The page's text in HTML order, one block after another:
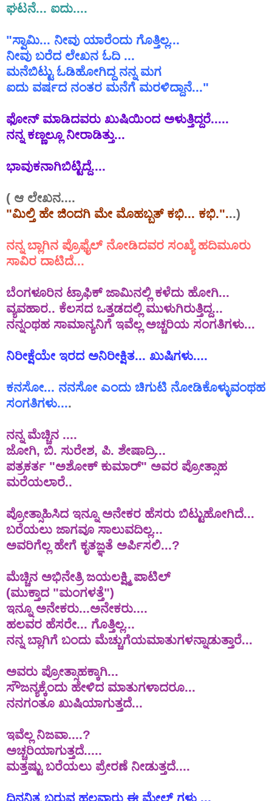
ಘಟನೆ... ಐದು....
"ಸ್ವಾಮಿ... ನೀವು ಯಾರೆಂದು ಗೊತ್ತಿಲ್ಲ...
ನೀವು ಬರೆದ ಲೇಖನ ಓದಿ ...
ಮನೆಬಿಟ್ಟು ಓಡಿಹೋಗಿದ್ದ ನನ್ನ ಮಗ
ಐದು ವರ್ಷದ ನಂತರ ಮನೆಗೆ ಮರಳಿದ್ದಾನೆ..."
ಫೋನ್ ಮಾಡಿದವರು ಖುಷಿಯಿಂದ ಅಳುತ್ತಿದ್ದರೆ.....
ನನ್ನ ಕಣ್ಣಲ್ಲೂ ನೀರಾಡಿತ್ತು...
ಭಾವುಕನಾಗಿಬಿಟ್ಟಿದ್ದೆ....
( ಆ ಲೇಖನ....
"ಮಿಲ್ತಿ ಹೇ ಜಿಂದಗಿ ಮೇ ಮೊಹಬ್ಬತ್ ಕಭಿ... ಕಭಿ."...)
ನನ್ನ ಬ್ಲಾಗಿನ ಪ್ರೊಫೈಲ್ನೋಡಿದವರ ಸಂಖ್ಯೆ ಹದಿಮೂರು
ಸಾವಿರ ದಾಟಿದೆ...
ಬೆಂಗಳೂರಿನ ಟ್ರಾಫಿಕ್ ಜಾಮಿನಲ್ಲಿ ಕಳೆದು ಹೋಗಿ...
ವ್ಯವಹಾರ.. ಕೆಲಸದ ಒತ್ತಡದಲ್ಲಿ ಮುಳುಗಿರುತ್ತಿದ್ದ...
ನನ್ನಂಥಹ ಸಾಮಾನ್ಯನಿಗೆ ಇವೆಲ್ಲ ಅಚ್ಚರಿಯ ಸಂಗತಿಗಳು...
ನಿರೀಕ್ಷೆಯೇ ಇರದ ಅನಿರೀಕ್ಷಿತ... ಖುಷಿಗಳು....
ಕನಸೋ... ನನಸೋ ಎಂದು ಚಿಗುಟಿ ನೋಡಿಕೊಳ್ಳುವಂಥಹ
ಸಂಗತಿಗಳು....
ನನ್ನ ಮೆಚ್ಚಿನ ....
ಜೋಗಿ, ಬಿ. ಸುರೇಶ, ಪಿ. ಶೇಷಾದ್ರಿ...
ಪತ್ರಕರ್ತ "ಅಶೋಕ್ ಕುಮಾರ್" ಅವರ ಪ್ರೋತ್ಸಾಹ
ಮರೆಯಲಾರೆ..
ಪ್ರೋತ್ಸಾಹಿಸಿದ ಇನ್ನೂ ಅನೇಕರ ಹೆಸರು ಬಿಟ್ಟುಹೋಗಿದೆ...
ಬರೆಯಲು ಜಾಗವೂ ಸಾಲುವದಿಲ್ಲ...
ಅವರಿಗೆಲ್ಲ ಹೇಗೆ ಕೃತಜ್ಞತೆ ಅರ್ಪಿಸಲಿ...?
ಮೆಚ್ಚಿನ ಅಭಿನೇತ್ರಿ ಜಯಲಕ್ಷ್ಮಿ ಪಾಟಿಲ್
(ಮುಕ್ತಾದ "ಮಂಗಳತ್ತೆ")
ಇನ್ನೂ ಅನೇಕರು...ಅನೇಕರು....
ಹಲವರ ಹೆಸರೇ... ಗೊತ್ತಿಲ್ಲ...
ನನ್ನ ಬ್ಲಾಗಿಗೆ ಬಂದು ಮೆಚ್ಚುಗೆಯಮಾತುಗಳನ್ನಾಡುತ್ತಾರೆ...
ಅವರು ಪ್ರೋತ್ಸಾಹಕ್ಕಾಗಿ...
ಸೌಜನ್ಯಕ್ಕೆಂದು ಹೇಳಿದ ಮಾತುಗಳಾದರೂ...
ನನಗಂತೂ ಖುಷಿಯಾಗುತ್ತದೆ...
ಇವೆಲ್ಲ ನಿಜವಾ....?
ಅಚ್ಚರಿಯಾಗುತ್ತದೆ.....
ಮತ್ತಷ್ಟು ಬರೆಯಲು ಪ್ರೇರಣೆ ನೀಡುತ್ತದೆ....
ದಿನನಿತ್ಯ ಬರುವ ಹಲವಾರು ಈ ಮೇಲ್ ಗಳು ..,